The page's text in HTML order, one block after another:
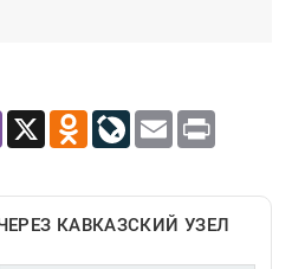
Viber X Odnoklassniki
LiveJournal
Email Print
КАВКАЗСКИЙ УЗЕЛ